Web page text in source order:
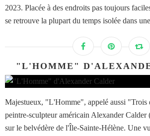
2023. Placée à des endroits pas toujours
se retrouve la plupart du temps isolée dans
"L'HOMME"
Majestueux, "L'Homme", appelé aussi "Trois
peintre-sculpteur américain Alexander Calder
sur le belvédère de l'Île-Sainte-Hélène. Une